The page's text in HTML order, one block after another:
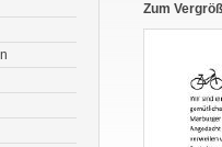
Zum